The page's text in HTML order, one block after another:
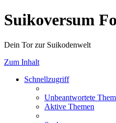
Suikoversum
Dein Tor zur Suikodenwelt
Zum Inhalt
Schnellzugriff
Unbeantwortete
Aktive Themen